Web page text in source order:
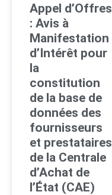
Appel d’Offres
: Avis à
Manifestation
d’Intérêt pour
la
constitution
de la base de
données des
fournisseurs
et prestataires
de la Centrale
d’Achat de
l’État (CAE)